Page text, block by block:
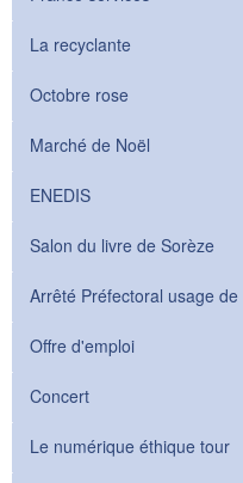
La recyclante
Octobre rose
Marché de Noël
ENEDIS
Salon du livre de Sorèze
Arrêté Préfectoral usage
Offre d'emploi
Concert
Le numérique éthique tour